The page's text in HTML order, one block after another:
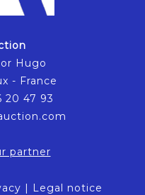
Hugo
- France
20 47 93
partner
| Legal notice